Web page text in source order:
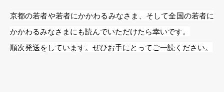
京都の若者や若者にかかわるみなさま、そして全国の若者に
かかわるみなさまにも読んでいただけたら幸いです。
順次発送をしています。ぜひお手にとってご一読ください。